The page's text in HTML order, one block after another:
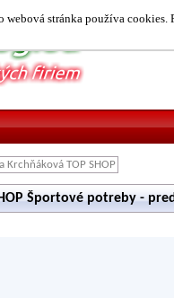
webová stránka používa
Krchňáková TOP SHOP
Športové potreby -